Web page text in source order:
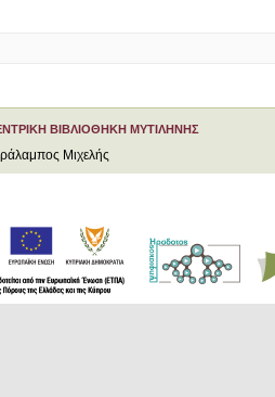
ΒΙΒΛΙΟΘΗΚΗ ΜΥΤΙΛΗΝΗΣ
Μιχελής